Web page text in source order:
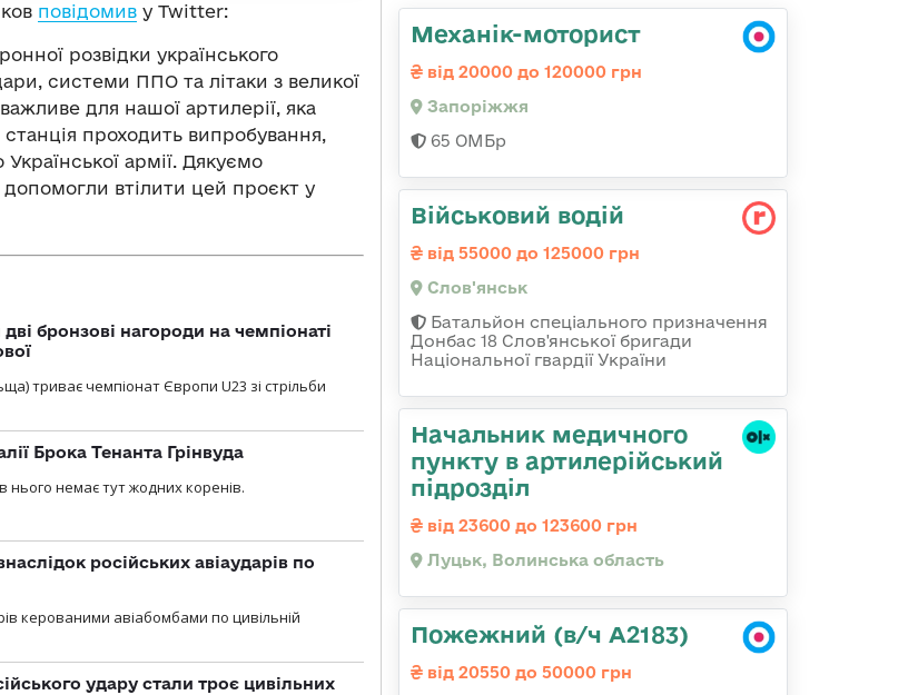
повідомив у Twitter:
розвідки українського
системи ППО та літаки з великої
для нашої артилерії, яка
станція проходить випробування,
армії. Дякуємо
втілити цей проєкт у
бронзові нагороди на чемпіонаті
триває чемпіонат Європи U23 зі стрільби
Брока Тенанта Грінвуда
нього немає тут жодних коренів.
російських авіаударів по
керованими авіабомбами по цивільній
удару стали троє цивільних
Механік-моторист
від 20000 до 120000 грн
Запоріжжя
65 ОМБр
Військовий водій
від 55000 до 125000 грн
Слов'янськ
Батальйон спеціального призначення
Донбас 18 Слов'янської бригади
Національної гвардії України
Начальник медичного
пункту в артилерійський
підрозділ
від 23600 до 123600 грн
Луцьк, Волинська область
Пожежний (в/ч А2183)
від 20550 до 50000 грн